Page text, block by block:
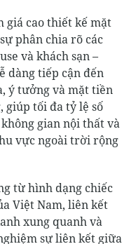
giá cao thiết kế mặt
phân chia rõ các
và khách sạn –
dàng tiếp cận đến
ý tưởng và mặt tiền
giúp tối đa tỷ lệ số
gian nội thất và
vực ngoài trời rộng
từ hình dạng chiếc
Việt Nam, liên kết
xung quanh và
sự liên kết giữa